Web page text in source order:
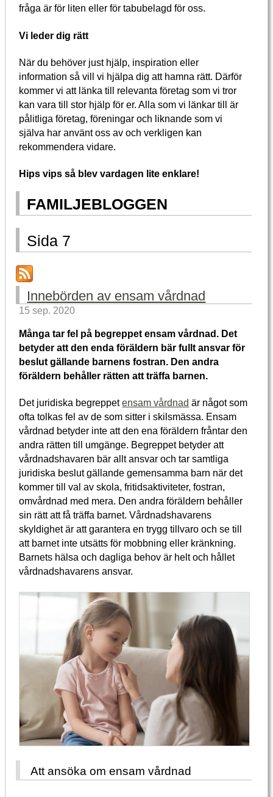
fråga är för liten eller för tabubelagd för oss.
Vi leder dig rätt
När du behöver just hjälp, inspiration eller
information så vill vi hjälpa dig att hamna rätt. Därför
kommer vi att länka till relevanta företag som vi tror
kan vara till stor hjälp för er. Alla som vi länkar till är
pålitliga företag, föreningar och liknande som vi
själva har använt oss av och verkligen kan
rekommendera vidare.
Hips vips så blev vardagen lite enklare!
FAMILJEBLOGGEN
Sida 7
Innebörden av ensam vårdnad
15 sep. 2020
Många tar fel på begreppet ensam vårdnad. Det
betyder att den enda föräldern bär fullt ansvar för
beslut gällande barnens fostran. Den andra
föräldern behåller rätten att träffa barnen.
Det juridiska begreppetensam vårdnad är något som
ofta tolkas fel av de som sitter i skilsmässa. Ensam
vårdnad betyder inte att den ena föräldern fråntar den
andra rätten till umgänge. Begreppet betyder att
vårdnadshavaren bär allt ansvar och tar samtliga
juridiska beslut gällande gemensamma barn när det
kommer till val av skola, fritidsaktiviteter, fostran,
omvårdnad med mera. Den andra föräldern behåller
sin rätt att få träffa barnet. Vårdnadshavarens
skyldighet är att garantera en trygg tillvaro och se till
att barnet inte utsätts för mobbning eller kränkning.
Barnets hälsa och dagliga behov är helt och hållet
vårdnadshavarens ansvar.
Att ansöka om ensam vårdnad